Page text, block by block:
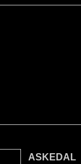
ASKEDAL